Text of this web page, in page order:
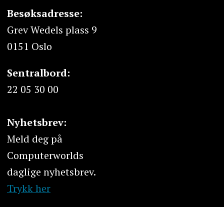
Besøksadresse:
Grev Wedels plass 9
0151 Oslo
Sentralbord:
22 05 30 00
Nyhetsbrev:
Meld deg på
Computerworlds
daglige nyhetsbrev.
Trykk her